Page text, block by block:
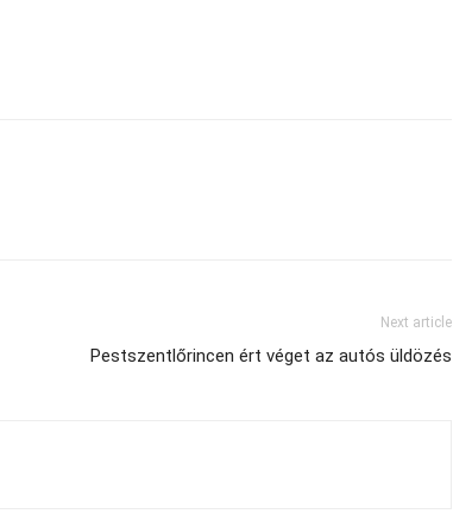
Next article
Pestszentlőrincen ért véget az autós üldözés